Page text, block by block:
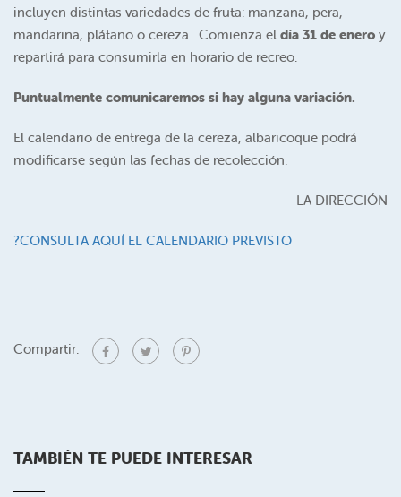
incluyen distintas variedades de fruta: manzana, pera,
mandarina, plátano o cereza. Comienza el día 31 de enero y
repartirá para consumirla en horario de recreo.
Puntualmente comunicaremos si hay alguna variación.
El calendario de entrega de la cereza, albaricoque podrá
modificarse según las fechas de recolección.
LA DIRECCIÓN
?CONSULTA AQUÍ EL CALENDARIO PREVISTO
Compartir:
TAMBIÉN TE PUEDE INTERESAR